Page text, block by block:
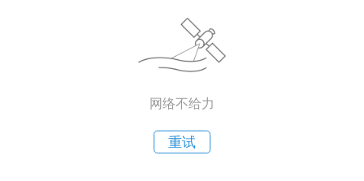
网络不给力
重试